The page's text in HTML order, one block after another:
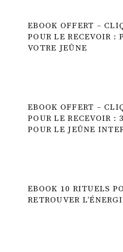
EBOOK OFFERT –
POUR LE RECEVOIR :
VOTRE JEÛNE
EBOOK OFFERT –
POUR LE RECEVOIR :
POUR LE JEÛNE
EBOOK 10 RITUELS
RETROUVER